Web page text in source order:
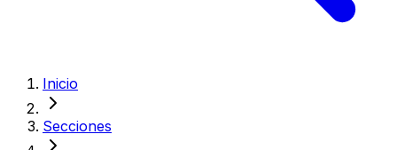
Inicio
Secciones